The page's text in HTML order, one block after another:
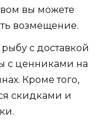
вы можете
возмещение.
с доставкой
с ценниками на
Кроме того,
скидками и